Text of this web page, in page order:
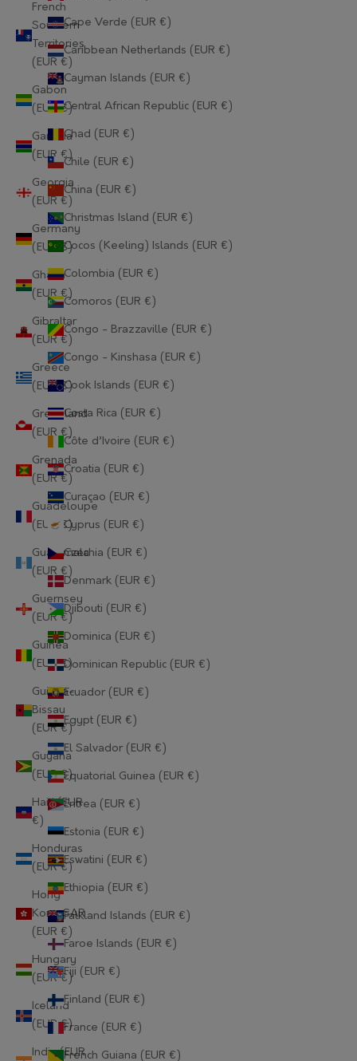
French
Southern
Territories
(EUR €)
Gabon
(EUR €)
Gambia
(EUR €)
Georgia
(EUR €)
Germany
(EUR €)
Ghana
(EUR €)
Gibraltar
(EUR €)
Greece
(EUR €)
Greenland
(EUR €)
Grenada
(EUR €)
Guadeloupe
(EUR €)
Guatemala
(EUR €)
Guernsey
(EUR €)
Guinea
(EUR €)
Guinea-
Bissau
(EUR €)
Guyana
(EUR €)
Haiti (EUR
€)
Honduras
(EUR €)
Hong
Kong SAR
(EUR €)
Hungary
(EUR €)
Iceland
(EUR €)
India (EUR
Cape Verde (EUR €)
Caribbean Netherlands (EUR €)
Cayman Islands (EUR €)
Central African Republic (EUR €)
Chad (EUR €)
Chile (EUR €)
China (EUR €)
Christmas Island (EUR €)
Cocos (Keeling) Islands (EUR €)
Colombia (EUR €)
Comoros (EUR €)
Congo - Brazzaville (EUR €)
Congo - Kinshasa (EUR €)
Cook Islands (EUR €)
Costa Rica (EUR €)
Côte d’Ivoire (EUR €)
Croatia (EUR €)
Curaçao (EUR €)
Cyprus (EUR €)
Czechia (EUR €)
Denmark (EUR €)
Djibouti (EUR €)
Dominica (EUR €)
Dominican Republic (EUR €)
Ecuador (EUR €)
Egypt (EUR €)
El Salvador (EUR €)
Equatorial Guinea (EUR €)
Eritrea (EUR €)
Estonia (EUR €)
Eswatini (EUR €)
Ethiopia (EUR €)
Falkland Islands (EUR €)
Faroe Islands (EUR €)
Fiji (EUR €)
Finland (EUR €)
France (EUR €)
French Guiana (EUR €)